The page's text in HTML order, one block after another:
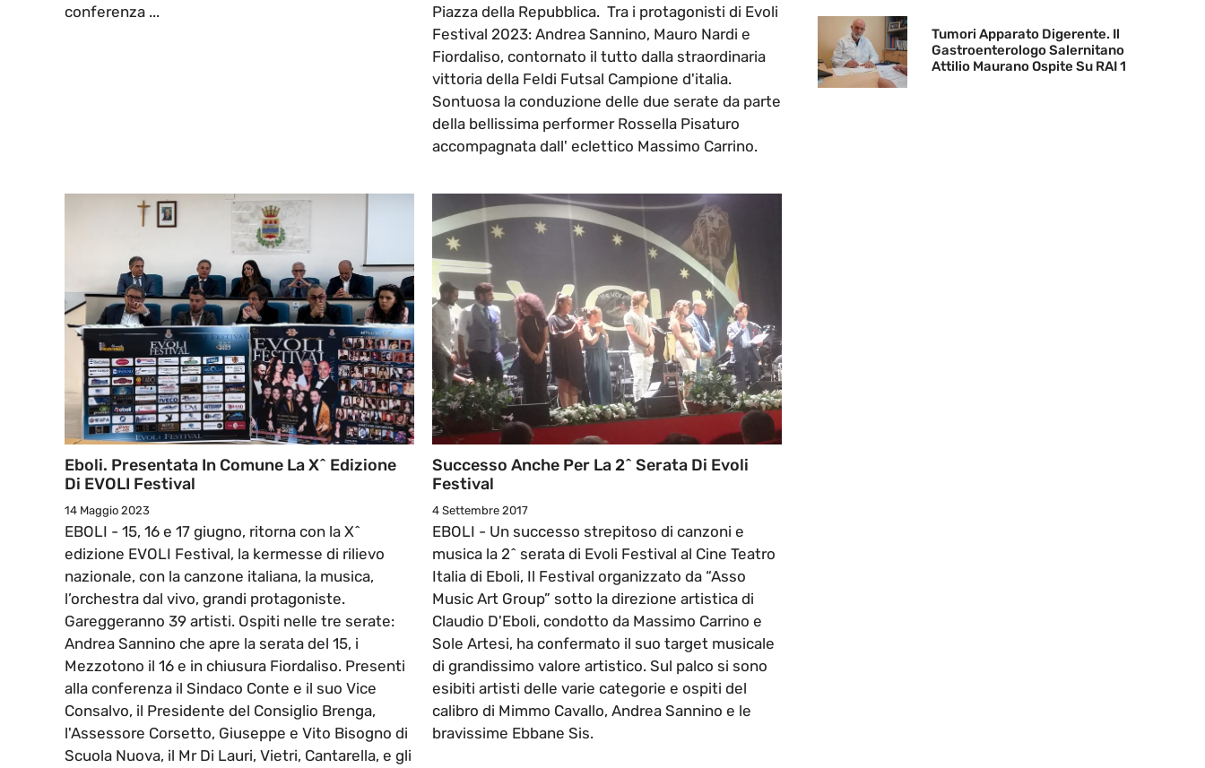
conferenza ...
Piazza della Repubblica. Tra i protagonisti di Evoli
Festival 2023: Andrea Sannino, Mauro Nardi e
Fiordaliso, contornato il tutto dalla straordinaria
vittoria della Feldi Futsal Campione d'italia.
Sontuosa la conduzione delle due serate da parte
della bellissima performer Rossella Pisaturo
accompagnata dall' eclettico Massimo Carrino.
Eboli. Presentata In Comune La X^ Edizione
Di EVOLI Festival
14 Maggio 2023
EBOLI - 15, 16 e 17 giugno, ritorna con la X^
edizione EVOLI Festival, la kermesse di rilievo
nazionale, con la canzone italiana, la musica,
l’orchestra dal vivo, grandi protagoniste.
Gareggeranno 39 artisti. Ospiti nelle tre serate:
Andrea Sannino che apre la serata del 15, i
Mezzotono il 16 e in chiusura Fiordaliso. Presenti
alla conferenza il Sindaco Conte e il suo Vice
Consalvo, il Presidente del Consiglio Brenga,
l'Assessore Corsetto, Giuseppe e Vito Bisogno di
Scuola Nuova, il Mr Di Lauri, Vietri, Cantarella, e gli
Successo Anche Per La 2^ Serata Di Evoli
Festival
4 Settembre 2017
EBOLI - Un successo strepitoso di canzoni e
musica la 2^ serata di Evoli Festival al Cine Teatro
Italia di Eboli, Il Festival organizzato da “Asso
Music Art Group” sotto la direzione artistica di
Claudio D'Eboli, condotto da Massimo Carrino e
Sole Artesi, ha confermato il suo target musicale
di grandissimo valore artistico. Sul palco si sono
esibiti artisti delle varie categorie e ospiti del
calibro di Mimmo Cavallo, Andrea Sannino e le
bravissime Ebbane Sis.
Tumori Apparato Digerente. Il
Gastroenterologo Salernitano
Attilio Maurano Ospite Su RAI 1